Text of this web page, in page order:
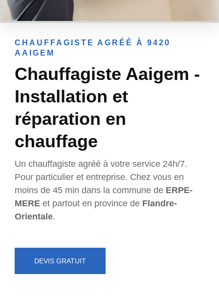
CHAUFFAGISTE AGRÉÉ À 9420
AAIGEM
Chauffagiste Aaigem -
Installation et
réparation en
chauffage
Un chauffagiste agréé à votre service 24h/7.
Pour particulier et entreprise. Chez vous en
moins de 45 min dans la commune de ERPE-
MERE et partout en province de Flandre-
Orientale.
DEVIS GRATUIT